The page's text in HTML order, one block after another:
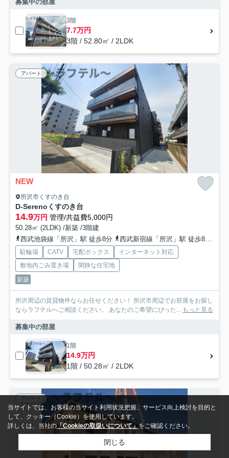
募集中の部屋
3階
7.7万円
3階 / 52.80㎡ / 2LDK
アパート
NEW
所沢市くすのき台
D-Serenoくすのき台
14.9万円 管理/共益費5,000円
50.28㎡ (2LDK) /新築 /3階建
西武池袋線「所沢」駅 徒歩8分
西武新宿線「所沢」駅 徒歩8分
駐輪場 CATV 宅配ボックス
インターネット対応
敷地内ごみ置き場
閑静な住宅地
新築
所沢周辺の賃貸物件ならお任せください！ 所沢市周辺でお部屋をお探し
ならラフテルへご相談ください。 あなたのご希望にぴった...
もっと見る
募集中の部屋
1階
14.9万円
1階 / 50.28㎡ / 2LDK
アパート
当サイトでは、お客様の当サイト利用状況把握、サービス向上検討を目的と
して、クッキー（Cookie）を使用しています。
詳しくは、当社の 「Cookieの取扱いについて」をご確認ください。
閉じる